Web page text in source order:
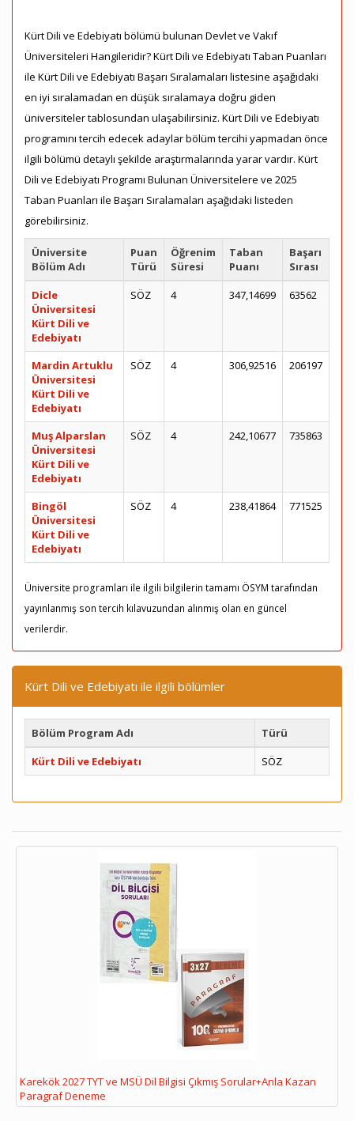
Kürt Dili ve Edebiyatı bölümü bulunan Devlet ve Vakıf
Üniversiteleri Hangileridir? Kürt Dili ve Edebiyatı Taban Puanları
ile Kürt Dili ve Edebiyatı Başarı Sıralamaları listesine aşağıdaki
en iyi sıralamadan en düşük sıralamaya doğru giden
üniversiteler tablosundan ulaşabilirsiniz. Kürt Dili ve Edebiyatı
programını tercih edecek adaylar bölüm tercihi yapmadan önce
ilgili bölümü detaylı şekilde araştırmalarında yarar vardır. Kürt
Dili ve Edebiyatı Programı Bulunan Üniversitelere ve 2025
Taban Puanları ile Başarı Sıralamaları aşağıdaki listeden
görebilirsiniz.
Üniversite
Bölüm Adı
Puan
Türü
Öğrenim
Süresi
Taban
Puanı
Başarı
Sırası
Dicle
Üniversitesi
Kürt Dili ve
Edebiyatı
SÖZ 4 347,14699 63562
Mardin Artuklu
Üniversitesi
Kürt Dili ve
Edebiyatı
SÖZ 4 306,92516 206197
Muş Alparslan
Üniversitesi
Kürt Dili ve
Edebiyatı
SÖZ 4 242,10677 735863
Bingöl
Üniversitesi
Kürt Dili ve
Edebiyatı
SÖZ 4 238,41864 771525
Üniversite programları ile ilgili bilgilerin tamamı ÖSYM tarafından
yayınlanmış son tercih kılavuzundan alınmış olan en güncel
verilerdir.
Kürt Dili ve Edebiyatı ile ilgili bölümler
Bölüm Program Adı
Türü
Kürt Dili ve Edebiyatı
SÖZ
Karekök 2027 TYT ve MSÜ Dil Bilgisi Çıkmış Sorular+Anla Kazan
Paragraf Deneme